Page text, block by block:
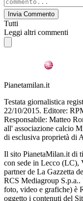
Invia Commento
Tutti
Leggi altri commenti
Pianetamilan.it
Testata giornalistica
22/10/2015. Editore:
Responsabile: Matteo
all' associazione calcio
di esclusiva proprietà di
Il sito PianetaMilan.it di
con sede in Lecco (LC),
partner de La Gazzetta
RCS Mediagroup S.p.a..
foto, video e grafiche) è
oggetto i contenuti del